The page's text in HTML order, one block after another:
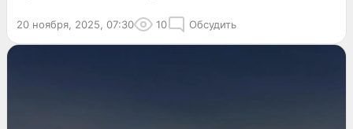
20 ноября, 2025, 07:30 10 Обсудить